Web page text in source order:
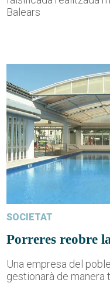
Balears
SOCIETAT
Porreres reobre
Una empresa del
gestionarà de manera